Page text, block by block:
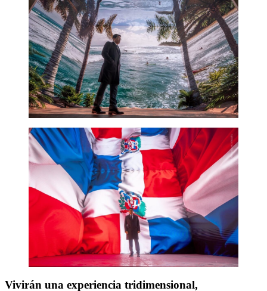
Vivirán una experiencia tridimensional,